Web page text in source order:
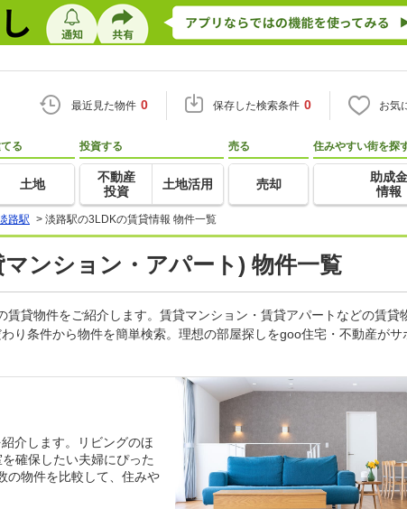
最近見た物件 0 保存した検索条件 0 お気
る
土地
投資する
不動産
投資
土地活用
売る
売却
住みやすい街を探
助成金
情報
路駅 > 淡路駅の3LDKの賃貸情報 物件一覧
ンション・アパート) 物件一覧
貸物件をご紹介します。賃貸マンション・賃貸アパートなどの賃貸
り条件から物件を簡単検索。理想の部屋探しをgoo住宅・不動産がサ
介します。リビングのほ
確保したい夫婦にぴった
の物件を比較して、住みや